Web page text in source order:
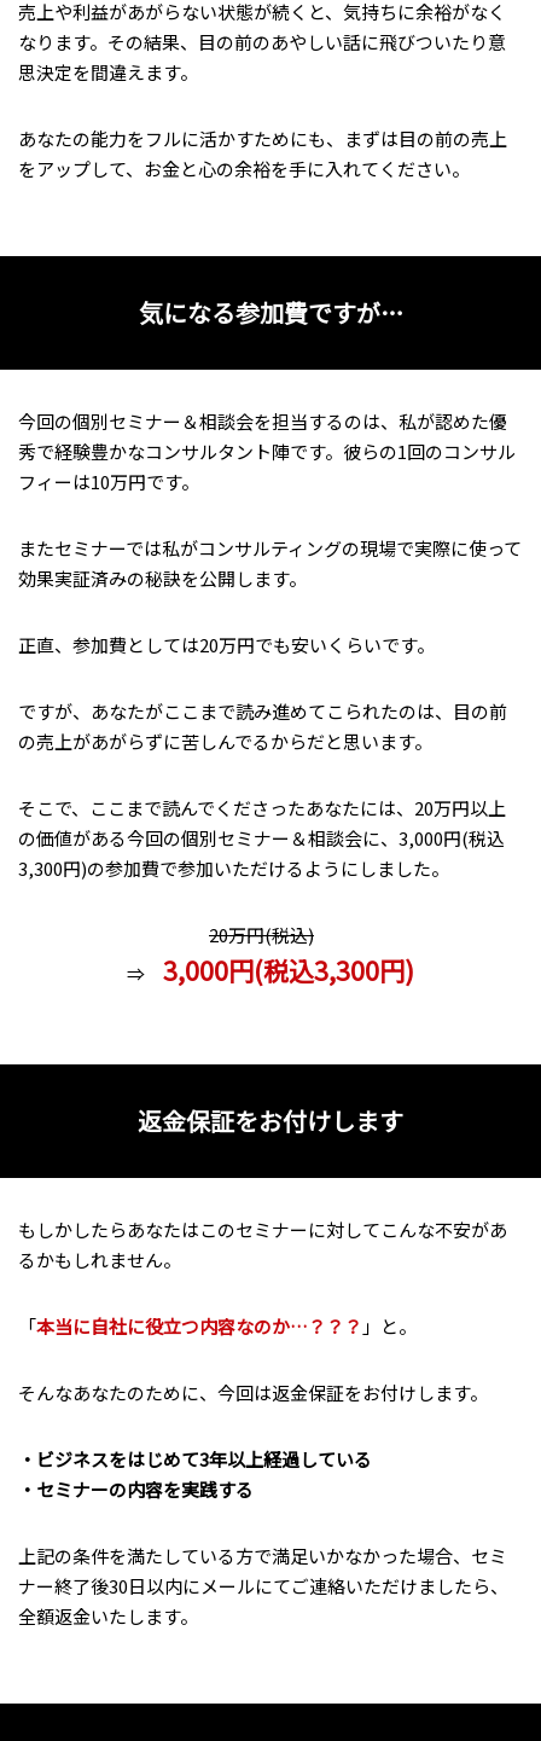
売上や利益があがらない状態が続くと、気持ちに余裕がなく
なります。その結果、目の前のあやしい話に飛びついたり意
思決定を間違えます。
あなたの能力をフルに活かすためにも、まずは目の前の売上
をアップして、お金と心の余裕を手に入れてください。
気になる参加費ですが…
今回の個別セミナー＆相談会を担当するのは、私が認めた優
秀で経験豊かなコンサルタント陣です。彼らの1回のコンサル
フィーは10万円です。
またセミナーでは私がコンサルティングの現場で実際に使って
効果実証済みの秘訣を公開します。
正直、参加費としては20万円でも安いくらいです。
ですが、あなたがここまで読み進めてこられたのは、目の前
の売上があがらずに苦しんでるからだと思います。
そこで、ここまで読んでくださったあなたには、20万円以上
の価値がある今回の個別セミナー＆相談会に、3,000円(税込
3,300円)の参加費で参加いただけるようにしました。
20万円(税込)
⇒ 3,000円(税込3,300円)
返金保証をお付けします
もしかしたらあなたはこのセミナーに対してこんな不安があ
るかもしれません。
「本当に自社に役立つ内容なのか…？？？ 」と。
そんなあなたのために、今回は返金保証をお付けします。
・ビジネスをはじめて3年以上経過している
・セミナーの内容を実践する
上記の条件を満たしている方で満足いかなかった場合、セミ
ナー終了後30日以内にメールにてご連絡いただけましたら、
全額返金いたします。